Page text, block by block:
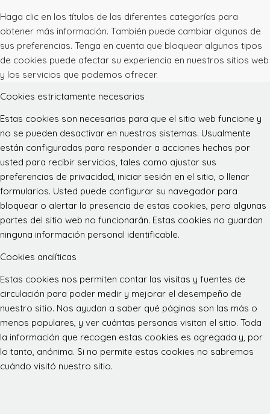
Haga clic en los títulos de las diferentes categorías para
obtener más información. También puede cambiar algunas de
sus preferencias. Tenga en cuenta que bloquear algunos tipos
de cookies puede afectar su experiencia en nuestros sitios web
y los servicios que podemos ofrecer.
Cookies estrictamente necesarias
Estas cookies son necesarias para que el sitio web funcione y
no se pueden desactivar en nuestros sistemas. Usualmente
están configuradas para responder a acciones hechas por
usted para recibir servicios, tales como ajustar sus
preferencias de privacidad, iniciar sesión en el sitio, o llenar
formularios. Usted puede configurar su navegador para
bloquear o alertar la presencia de estas cookies, pero algunas
partes del sitio web no funcionarán. Estas cookies no guardan
ninguna información personal identificable.
Cookies analíticas
Estas cookies nos permiten contar las visitas y fuentes de
circulación para poder medir y mejorar el desempeño de
nuestro sitio. Nos ayudan a saber qué páginas son las más o
menos populares, y ver cuántas personas visitan el sitio. Toda
la información que recogen estas cookies es agregada y, por
lo tanto, anónima. Si no permite estas cookies no sabremos
cuándo visitó nuestro sitio.